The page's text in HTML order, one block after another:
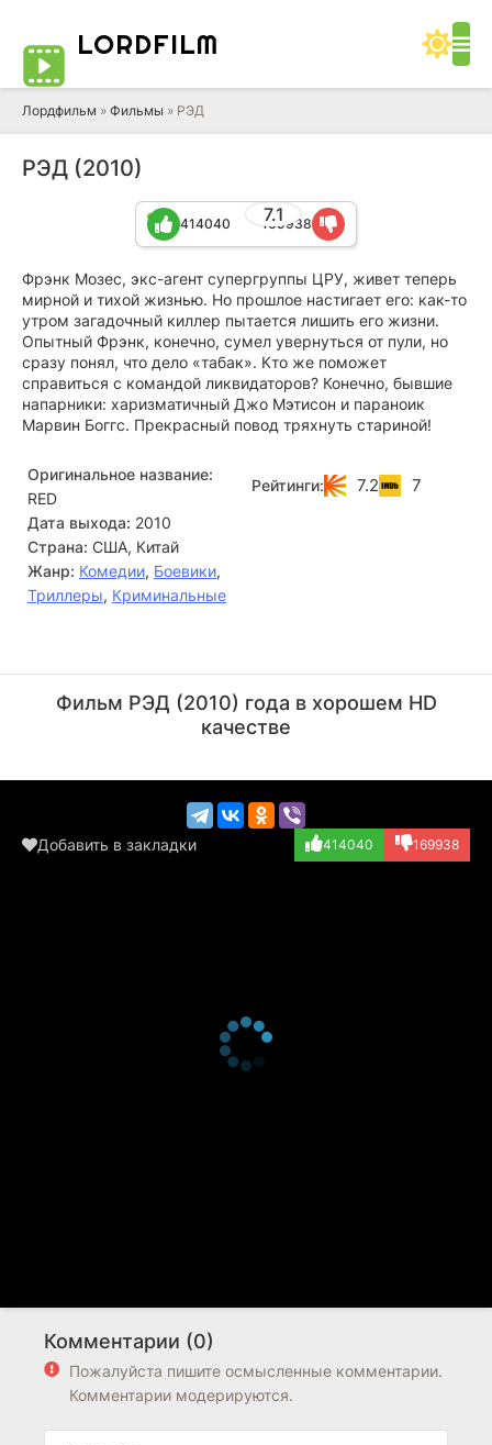
LORDFILM
Лордфильм » Фильмы » РЭД
РЭД (2010)
7.1
414040 169938
Фрэнк Мозес, экс-агент супергруппы ЦРУ, живет теперь
мирной и тихой жизнью. Но прошлое настигает его: как-то
утром загадочный киллер пытается лишить его жизни.
Опытный Фрэнк, конечно, сумел увернуться от пули, но
сразу понял, что дело «табак». Кто же поможет
справиться с командой ликвидаторов? Конечно, бывшие
напарники: харизматичный Джо Мэтисон и параноик
Марвин Боггс. Прекрасный повод тряхнуть стариной!
Оригинальное название:
RED
Дата выхода: 2010
Страна: США, Китай
Жанр: Комедии, Боевики,
Триллеры, Криминальные
Рейтинги: 7.2 7
(Joe Matheson)
(Frank Moses)
Фильм РЭД (2010) года в хорошем HD
качестве
Добавить в закладки 414040 169938
Комментарии (0)
Пожалуйста пишите осмысленные комментарии.
Комментарии модерируются.